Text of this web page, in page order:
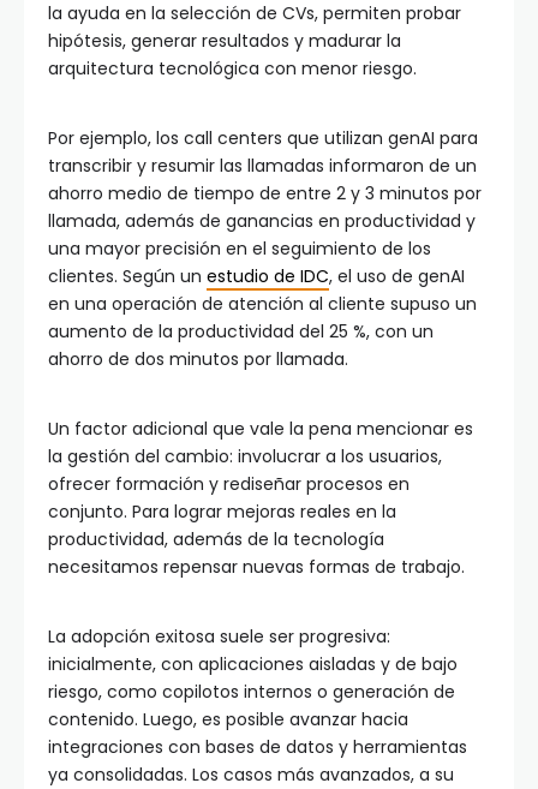
la ayuda en la selección de CVs, permiten probar
hipótesis, generar resultados y madurar la
arquitectura tecnológica con menor riesgo.
Por ejemplo, los call centers que utilizan genAI para
transcribir y resumir las llamadas informaron de un
ahorro medio de tiempo de entre 2 y 3 minutos por
llamada, además de ganancias en productividad y
una mayor precisión en el seguimiento de los
clientes. Según un estudio de IDC, el uso de genAI
en una operación de atención al cliente supuso un
aumento de la productividad del 25 %, con un
ahorro de dos minutos por llamada.
Un factor adicional que vale la pena mencionar es
la gestión del cambio: involucrar a los usuarios,
ofrecer formación y rediseñar procesos en
conjunto. Para lograr mejoras reales en la
productividad, además de la tecnología
necesitamos repensar nuevas formas de trabajo.
La adopción exitosa suele ser progresiva:
inicialmente, con aplicaciones aisladas y de bajo
riesgo, como copilotos internos o generación de
contenido. Luego, es posible avanzar hacia
integraciones con bases de datos y herramientas
ya consolidadas. Los casos más avanzados, a su